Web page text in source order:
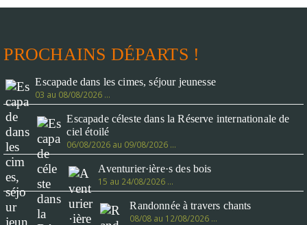
PROCHAINS DÉPARTS !
Escapade dans les cimes, séjour jeunesse
03 au 08/08/2026 …
Escapade céleste dans la Réserve internationale de
ciel étoilé
06/08/2026 au 09/08/2026 …
Aventurier·ière·s des bois
15 au 24/08/2026 …
Randonnée à travers chants
08/08 au 12/08/2026 …